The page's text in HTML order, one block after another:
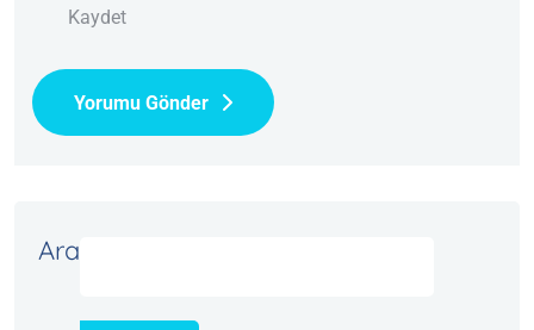
Kaydet
Yorumu Gönder
Ara